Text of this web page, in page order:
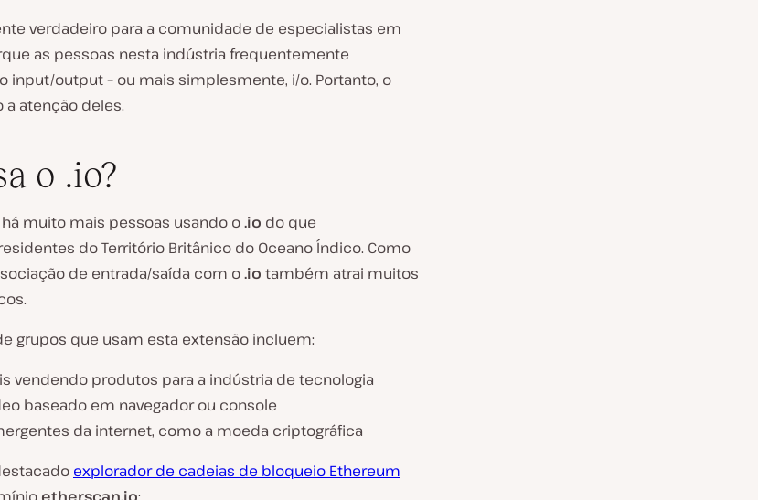
verdadeiro para a comunidade de especialistas em
as pessoas nesta indústria frequentemente
input/output – ou mais simplesmente, i/o. Portanto, o
atenção deles.
o .io?
muito mais pessoas usando o.io do que
do Território Britânico do Oceano Índico. Como
de entrada/saída com o.io também atrai muitos
grupos que usam esta extensão incluem:
vendendo produtos para a indústria de tecnologia
baseado em navegador ou console
da internet, como a moeda criptográfica
explorador de cadeias de bloqueio Ethereum